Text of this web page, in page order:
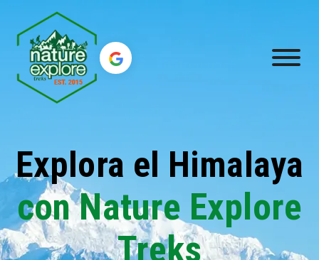
Explora el Himalaya
con Nature Explore
Treks